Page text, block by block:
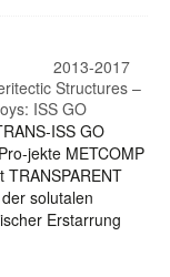
2013-2017
Structures –
ISS GO
ISS GO
jekte METCOMP
solutalen
Erstarrung